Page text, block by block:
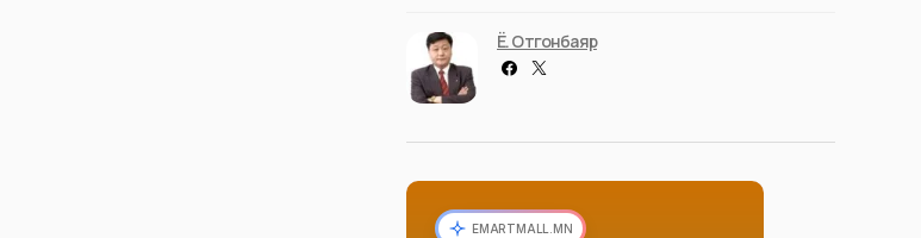
Ё. Отгонбаяр
EMARTMALL.MN